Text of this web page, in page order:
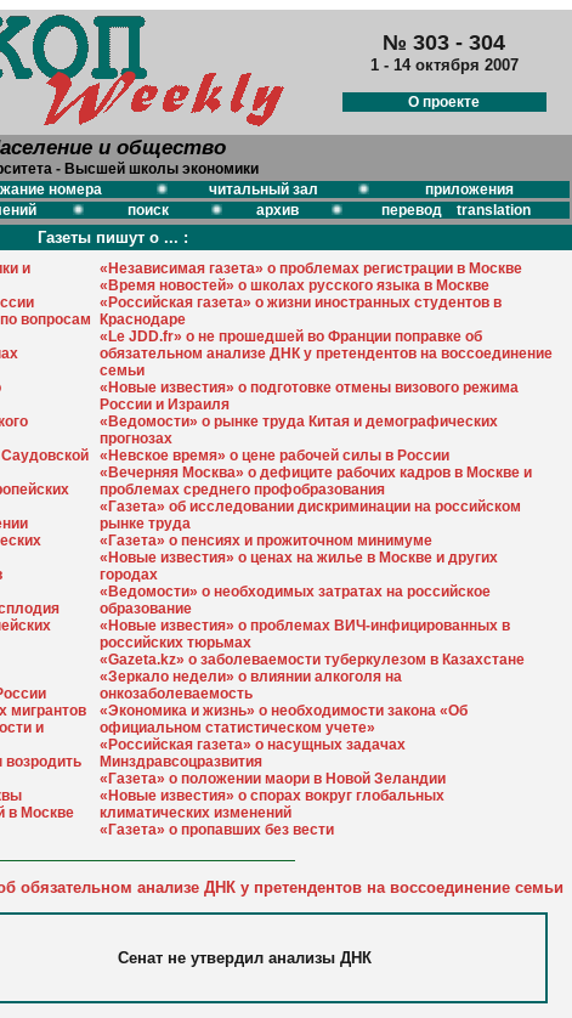
№ 303 - 304
1 - 14 октября 2007
О проекте
и общество
- Высшей школы экономики
номера читальный зал
приложения
поиск архив перевод translation
Газеты пишут о ... :
и
вопросам
мигрантов
и
в Москве
«Независимая газета» о проблемах регистрации в Москве
«Время новостей» о школах русского языка в Москве
«Российская газета» о жизни иностранных студентов в
Краснодаре
«Le JDD.fr» о не прошедшей во Франции поправке об
обязательном анализе ДНК у претендентов на воссоединение
семьи
«Новые известия» о подготовке отмены визового режима
России и Израиля
«Ведомости» о рынке труда Китая и демографических
прогнозах
«Невское время» о цене рабочей силы в России
«Вечерняя Москва» о дефиците рабочих кадров в Москве и
проблемах среднего профобразования
«Газета» об исследовании дискриминации на российском
рынке труда
«Газета» о пенсиях и прожиточном минимуме
«Новые известия» о ценах на жилье в Москве и других
городах
«Ведомости» о необходимых затратах на российское
образование
«Новые известия» о проблемах ВИЧ-инфицированных в
российских тюрьмах
«Gazeta.kz» о заболеваемости туберкулезом в Казахстане
«Зеркало недели» о влиянии алкоголя на
онкозаболеваемость
«Экономика и жизнь» о необходимости закона «Об
официальном статистическом учете»
«Российская газета» о насущных задачах
Минздравсоцразвития
«Газета» о положении маори в Новой Зеландии
«Новые известия» о спорах вокруг глобальных
климатических изменений
«Газета» о пропавших без вести
анализе ДНК у претендентов на воссоединение семьи
Сенат не утвердил анализы ДНК